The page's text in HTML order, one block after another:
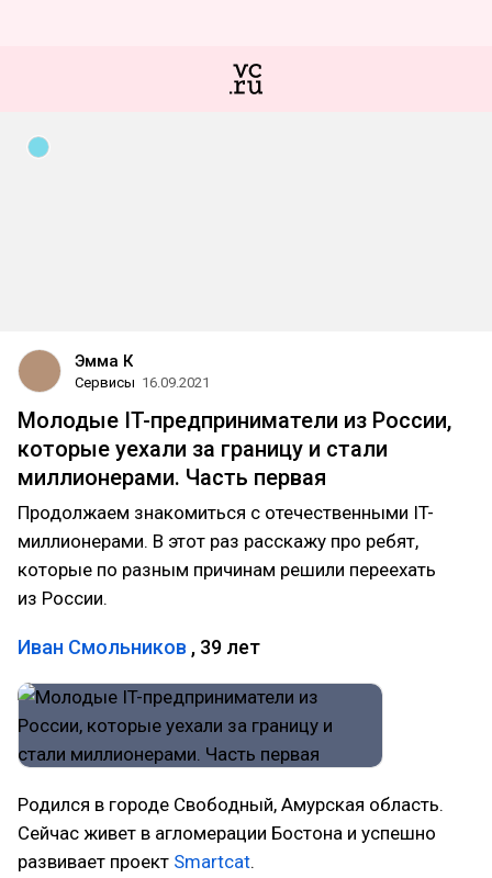
Эмма К
Сервисы 16.09.2021
Молодые IT-предприниматели из России,
которые уехали за границу и стали
миллионерами. Часть первая
Продолжаем знакомиться с отечественными IT-
миллионерами. В этот раз расскажу про ребят,
которые по разным причинам решили переехать
из России.
Иван Смольников , 39 лет
Родился в городе Свободный, Амурская область.
Сейчас живет в агломерации Бостона и успешно
развивает проект Smartcat.